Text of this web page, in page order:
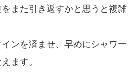
また引き返すかと思うと複雑
ンを済ませ、早めにシャワー
ます。